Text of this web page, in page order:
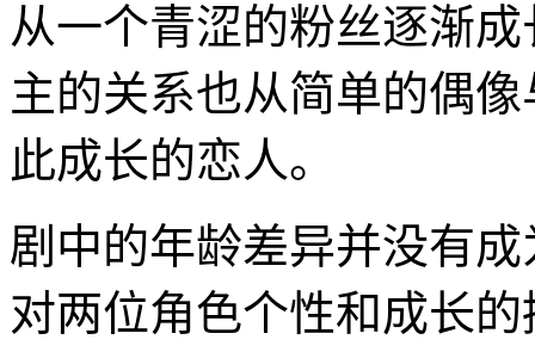
从一个青涩的粉丝逐渐
主的关系也从简单的偶
此成长的恋人。
剧中的年龄差异并没有
对两位角色个性和成长